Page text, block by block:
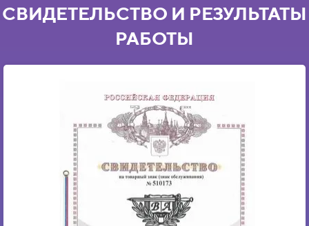
СВИДЕТЕЛЬСТВО И РЕЗУЛЬТАТЫ
РАБОТЫ